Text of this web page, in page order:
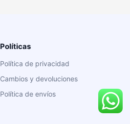
Políticas
Política de privacidad
Cambios y devoluciones
Política de envíos